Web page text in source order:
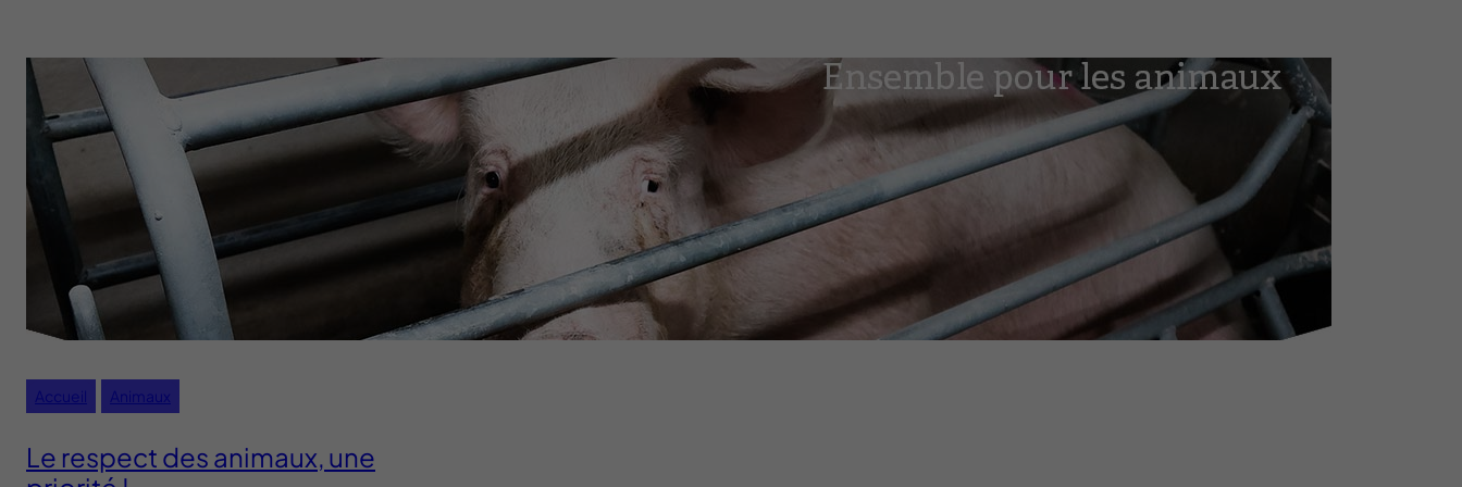
Accueil Animaux
Le respect des animaux, une